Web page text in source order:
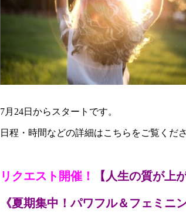
7月24日からスタートです。
日程・時間などの詳細はこちらをご覧くだ
リクエスト開催！ 【人生の質が上
《夏期集中！パワフル＆フェミニ